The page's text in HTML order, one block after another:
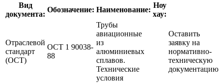
Вид
документа:
Обозначение: Наименование:
Ноу
хау:
Отраслевой
стандарт
(ОСТ)
ОСТ 1 90038-
88
Трубы
авиационные
из
алюминиевых
сплавов.
Технические
условия
Оставить
заявку на
нормативно-
техническую
документацию